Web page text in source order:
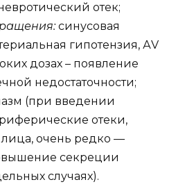
отек;
синусовая
гипотензия, АV
дозах – появление
недостаточности;
(при введении
отеки,
очень редко —
секреции
случаях).